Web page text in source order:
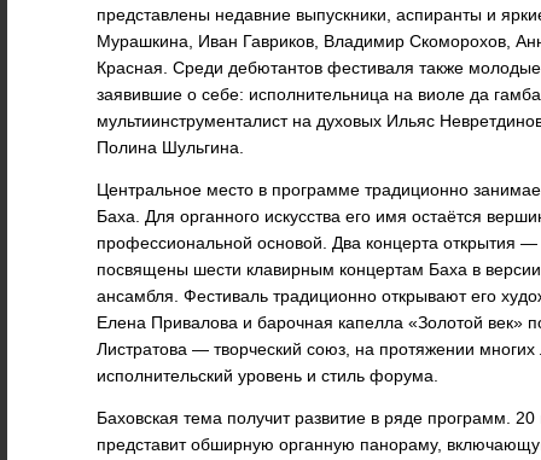
представлены недавние выпускники, аспиранты и
Мурашкина, Иван Гавриков, Владимир Скоморохов,
Красная. Среди дебютантов фестиваля также
заявившие о себе: исполнительница на виоле да
мультиинструменталист на духовых Ильяс
Полина Шульгина.
Центральное место в программе традиционно
Баха. Для органного искусства его имя остаётся
профессиональной основой. Два концерта открытия
посвящены шести клавирным концертам Баха в версии
ансамбля. Фестиваль традиционно открывают его
Елена Привалова и барочная капелла «Золотой век»
Листратова — творческий союз, на протяжении
исполнительский уровень и стиль форума.
Баховская тема получит развитие в ряде программ.
представит обширную органную панораму,